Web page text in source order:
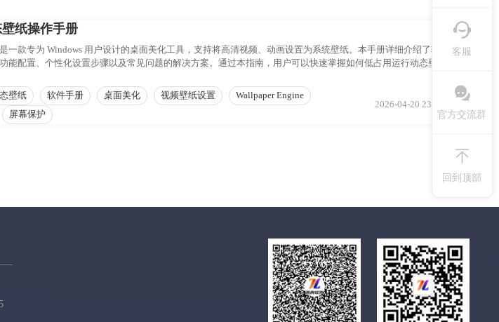
纸操作手册
一款专为 Windows 用户设计的桌面美化工具，支持将高清视频、动画设置为系统壁纸。本手册详细介绍了软件
能配置、个性化设置步骤以及常见问题的解决方案。通过本指南，用户可以快速掌握如何低占用运行动态壁纸，
壁纸 软件手册 桌面美化 视频壁纸设置
Wallpaper Engine
屏幕保护
2026-04-20 23:51:01
客服
官方交流群
回到顶部